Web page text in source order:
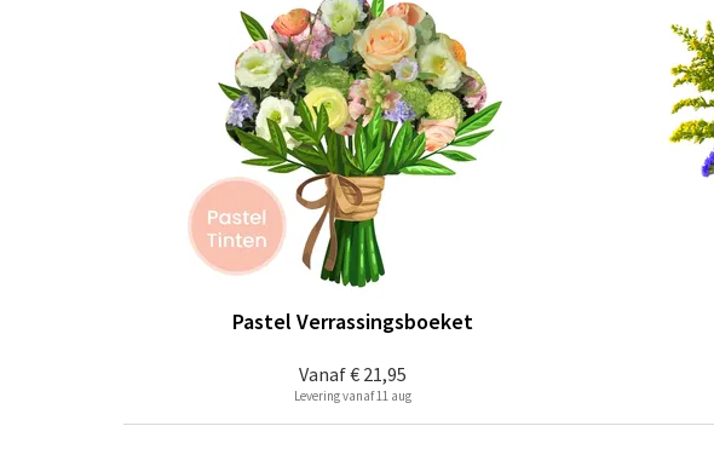
Vanaf€ 21,95
Pastel Verrassingsboeket
Levering vanaf 11 aug